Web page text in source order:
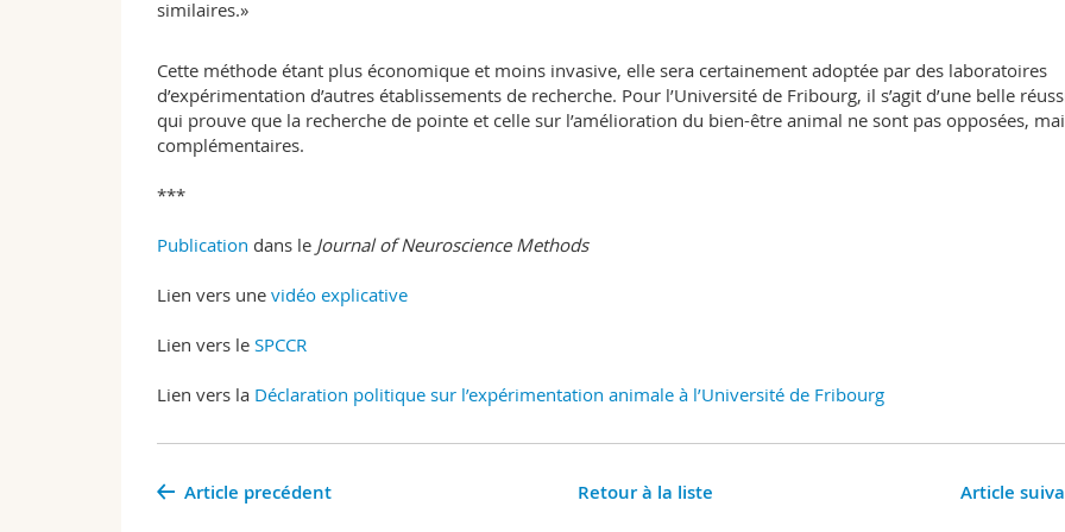
similaires.»
Cette méthode étant plus économique et moins invasive, elle sera certainement adoptée par des laboratoires
d’expérimentation d’autres établissements de recherche. Pour l’Université de Fribourg, il s’agit d’une belle
qui prouve que la recherche de pointe et celle sur l’amélioration du bien-être animal ne sont pas opposées,
complémentaires.
***
Publication dans le Journal of Neuroscience Methods
Lien vers une vidéo explicative
Lien vers le SPCCR
Lien vers la Déclaration politique sur l’expérimentation animale à l’Université de Fribourg
Article
Article precédent Retour à la liste